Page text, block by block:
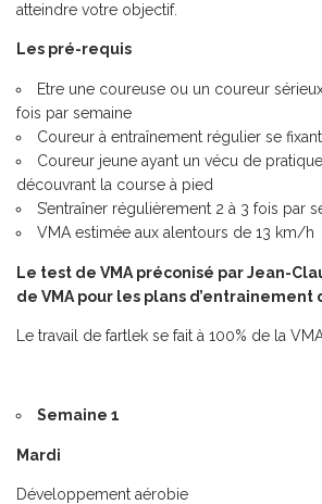
atteindre votre objectif.
Les pré-requis
Etre une coureuse ou un coureur
fois par semaine
Coureur à entraînement régulier se
Coureur jeune ayant un vécu de
découvrant la course à pied
S’entraîner régulièrement 2 à 3 fois par
VMA estimée aux alentours de 13 km/h
Le test de VMA préconisé par Jean-
de VMA pour les plans d’entrainement
Le travail de fartlek se fait à 100% de la
Semaine 1
Mardi
Développement aérobie